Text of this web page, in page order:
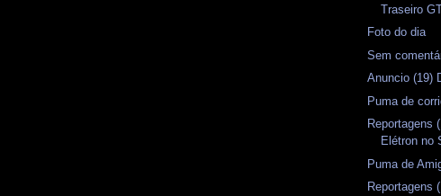
Traseiro
Foto do dia
Sem
Anuncio (19)
Puma de
Reportagens
Elétron no
Puma de
Reportagens